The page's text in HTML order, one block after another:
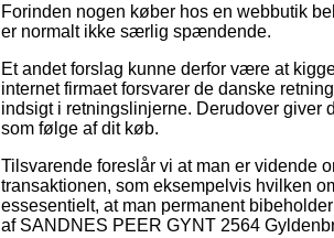
Forinden nogen køber hos en webbutik
er normalt ikke særlig spændende.
Et andet forslag kunne derfor være at
internet firmaet forsvarer de danske
indsigt i retningslinjerne. Derudover giver
som følge af dit køb.
Tilsvarende foreslår vi at man er vidende
transaktionen, som eksempelvis hvilken
essesentielt, at man permanent
af SANDNES PEER GYNT 2564